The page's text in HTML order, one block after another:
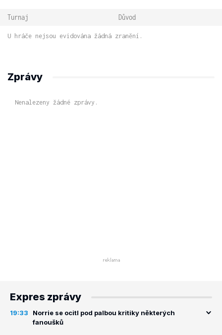
Turnaj Důvod
U hráče nejsou evidována žádná zranění.
Zprávy
Nenalezeny žádné zprávy.
Expres zprávy
19:33
Norrie se ocitl pod palbou kritiky některých
fanoušků